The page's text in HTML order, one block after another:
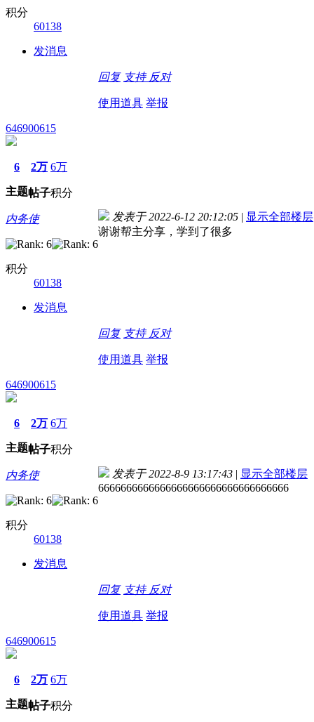
积分
60138
发消息
回复 支持 反对
使用道具 举报
646900615
6
主题
2万
帖子
6万
积分
内务使
积分
60138
发消息
发表于 2022-6-12 20:12:05 | 显示全部楼层
谢谢帮主分享，学到了很多
回复 支持 反对
使用道具 举报
646900615
6
主题
2万
帖子
6万
积分
内务使
积分
60138
发消息
发表于 2022-8-9 13:17:43 | 显示全部楼层
6666666666666666666666666666666666
回复 支持 反对
使用道具 举报
646900615
6
主题
2万
帖子
6万
积分